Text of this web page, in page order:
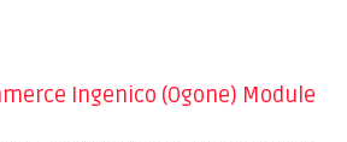
Ingenico (Ogone) Module